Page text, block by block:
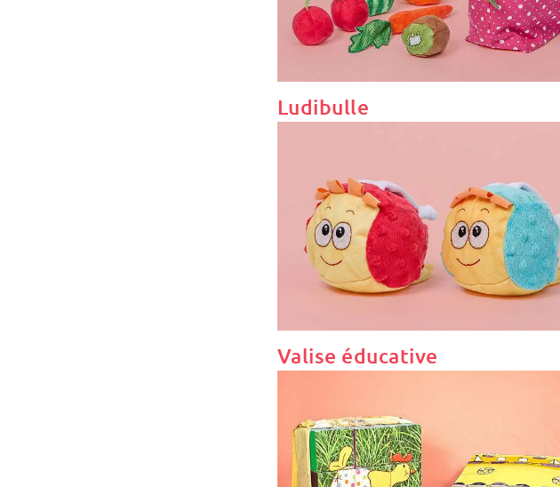
Ludibulle
Valise éducative